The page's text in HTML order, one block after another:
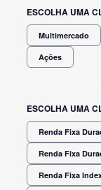
ESCOLHA UMA
Multimercado
Ações
ESCOLHA UMA
Renda Fixa
Renda Fixa
Renda Fixa